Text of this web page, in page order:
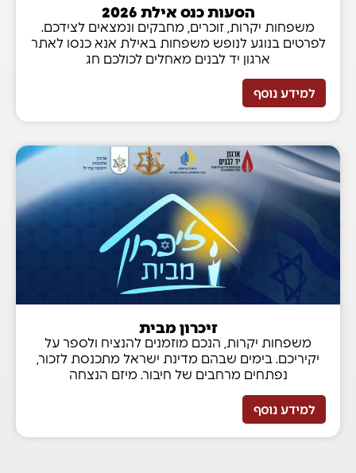
הסעות כנס אילת 2026
משפחות יקרות, זוכרים, מחבקים ונמצאים לצידכם.
לפרטים בנוגע לנופש משפחות באילת אנא כנסו לאתר
ארגון יד לבנים מאחלים לכולכם חג
למידע נוסף
זיכרון מבית
משפחות יקרות, הנכם מוזמנים להנציח ולספר על
יקיריכם. בימים שבהם מדינת ישראל מתכנסת לזכור,
נפתחים מרחבים של חיבור. מיזם הנצחה
למידע נוסף